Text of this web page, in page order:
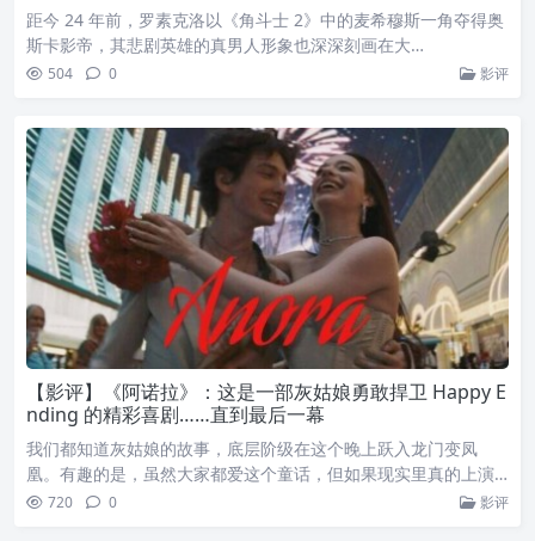
距今 24 年前，罗素克洛以《角斗士 2》中的麦希穆斯一角夺得奥
斯卡影帝，其悲剧英雄的真男人形象也深深刻画在大…
504 0 影评
【影评】《阿诺拉》：这是一部灰姑娘勇敢捍卫 Happy E
nding 的精彩喜剧……直到最后一幕
我们都知道灰姑娘的故事，底层阶级在这个晚上跃入龙门变凤
凰。有趣的是，虽然大家都爱这个童话，但如果现实里真的上演…
720 0 影评